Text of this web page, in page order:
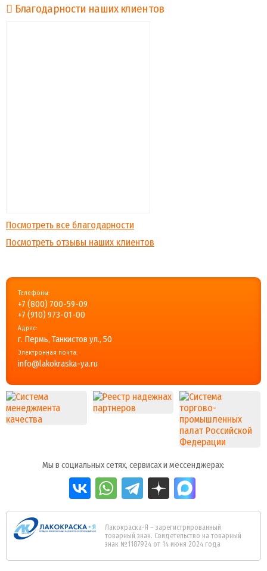
Благодарности наших клиентов
Посмотреть все благодарности
Посмотреть отзывы наших клиентов
Телефоны:
+7 (800) 700-59-09
+7 (910) 973-01-00
Адрес:
г. Пермь, Танкистов ул., 50
Электронная почта:
info@lakokraska-ya.ru
Мы в социальных сетях, сервисах и мессенджерах:
Лакокраска-Я – зарегистрированный
товарный знак. Свидетельство на товарный
знак №1187924 от 14 июня 2024 года